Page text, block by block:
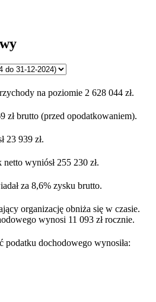
na poziomie 2 628 044 zł.
zł brutto (przed opodatkowaniem).
23 939 zł.
wyniósł 255 230 zł.
za 8,6% zysku brutto.
organizację obniża się w czasie.
wynosi 11 093 zł rocznie.
podatku dochodowego wynosiła: